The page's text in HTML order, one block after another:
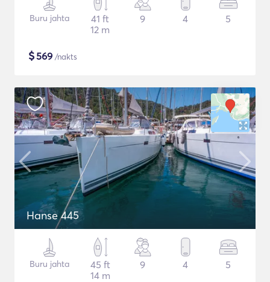
Buru jahta
41 ft
12 m
9 4 5
$569 /nakts
Hanse 445
Buru jahta
45 ft
14 m
9 4 5